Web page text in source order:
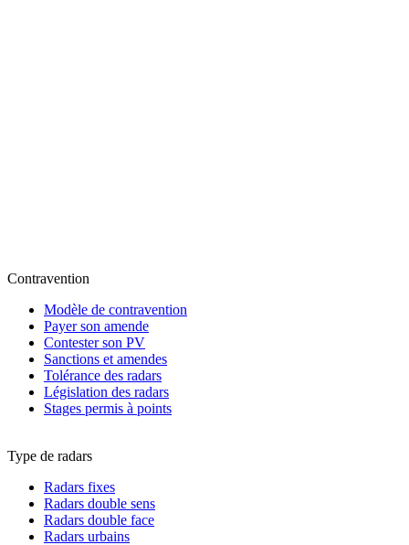
Contravention
Modèle de contravention
Payer son amende
Contester son PV
Sanctions et amendes
Tolérance des radars
Législation des radars
Stages permis à points
Type de radars
Radars fixes
Radars double sens
Radars double face
Radars urbains